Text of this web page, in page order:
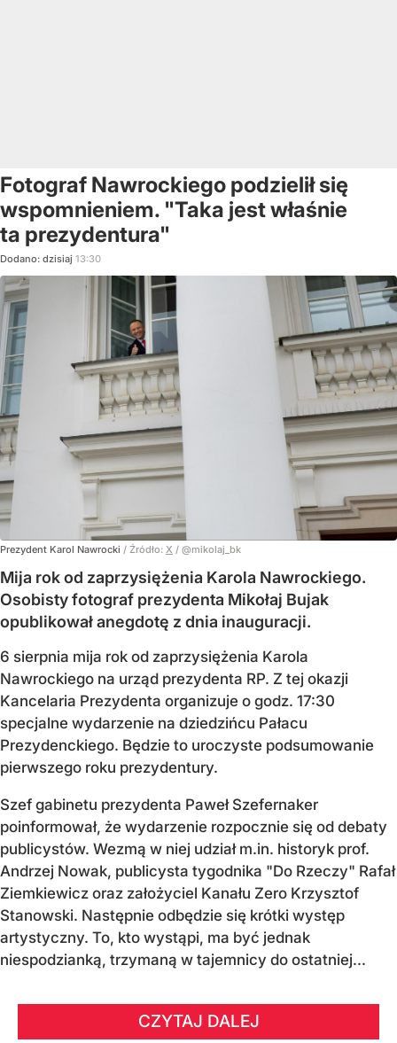
Fotograf Nawrockiego podzielił się
wspomnieniem. "Taka jest właśnie
ta prezydentura"
Dodano: dzisiaj 13:30
Prezydent Karol Nawrocki / Źródło: X / @mikolaj_bk
Mija rok od zaprzysiężenia Karola Nawrockiego.
Osobisty fotograf prezydenta Mikołaj Bujak
opublikował anegdotę z dnia inauguracji.
6 sierpnia mija rok od zaprzysiężenia Karola
Nawrockiego na urząd prezydenta RP. Z tej okazji
Kancelaria Prezydenta organizuje o godz. 17:30
specjalne wydarzenie na dziedzińcu Pałacu
Prezydenckiego. Będzie to uroczyste podsumowanie
pierwszego roku prezydentury.
Szef gabinetu prezydenta Paweł Szefernaker
poinformował, że wydarzenie rozpocznie się od debaty
publicystów. Wezmą w niej udział m.in. historyk prof.
Andrzej Nowak, publicysta tygodnika "Do Rzeczy" Rafał
Ziemkiewicz oraz założyciel Kanału Zero Krzysztof
Stanowski. Następnie odbędzie się krótki występ
artystyczny. To, kto wystąpi, ma być jednak
niespodzianką, trzymaną w tajemnicy do ostatniej...
CZYTAJ DALEJ